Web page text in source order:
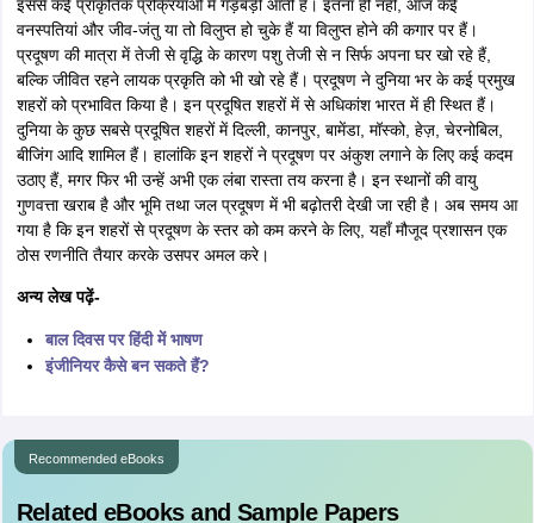
इससे कई प्राकृतिक प्रक्रियाओं में गड़बड़ी आती है। इतना ही नहीं, आज कई
वनस्पतियां और जीव-जंतु या तो विलुप्त हो चुके हैं या विलुप्त होने की कगार पर हैं।
प्रदूषण की मात्रा में तेजी से वृद्धि के कारण पशु तेजी से न सिर्फ अपना घर खो रहे हैं,
बल्कि जीवित रहने लायक प्रकृति को भी खो रहे हैं। प्रदूषण ने दुनिया भर के कई प्रमुख
शहरों को प्रभावित किया है। इन प्रदूषित शहरों में से अधिकांश भारत में ही स्थित हैं।
दुनिया के कुछ सबसे प्रदूषित शहरों में दिल्ली, कानपुर, बामेंडा, मॉस्को, हेज़, चेरनोबिल,
बीजिंग आदि शामिल हैं। हालांकि इन शहरों ने प्रदूषण पर अंकुश लगाने के लिए कई कदम
उठाए हैं, मगर फिर भी उन्हें अभी एक लंबा रास्ता तय करना है। इन स्थानों की वायु
गुणवत्ता खराब है और भूमि तथा जल प्रदूषण में भी बढ़ोतरी देखी जा रही है। अब समय आ
गया है कि इन शहरों से प्रदूषण के स्तर को कम करने के लिए, यहाँ मौजूद प्रशासन एक
ठोस रणनीति तैयार करके उसपर अमल करे।
अन्य लेख पढ़ें-
बाल दिवस पर हिंदी में भाषण
इंजीनियर कैसे बन सकते हैं?
Recommended eBooks
Related eBooks and Sample Papers